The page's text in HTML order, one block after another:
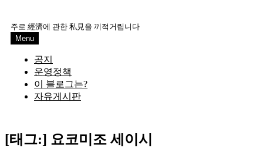
content
주로 經濟에 관한 私見을 끼적거립니다
Menu
공지
운영정책
이 블로그는?
자유게시판
[태그:] 요코미조 세이시